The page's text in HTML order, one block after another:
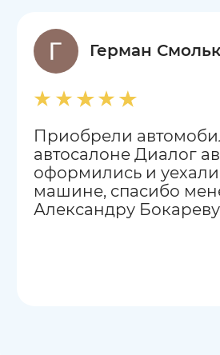
Герман
Приобрели
автосалоне Диалог
оформились и
машине, спасибо
Александру